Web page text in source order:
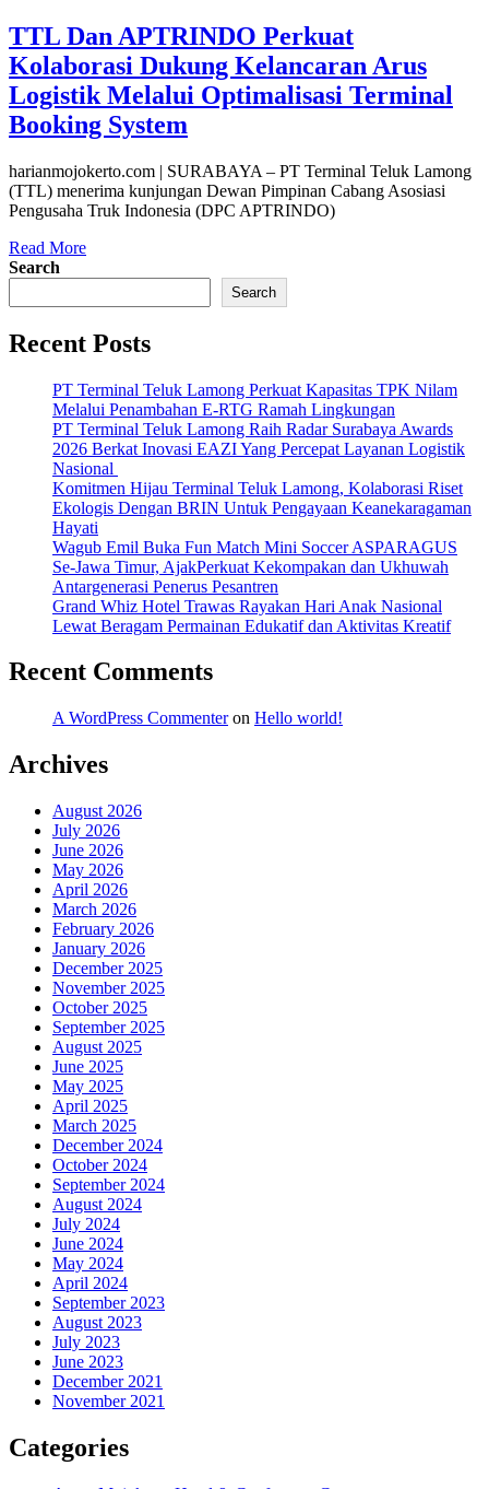
TTL Dan APTRINDO Perkuat
Kolaborasi Dukung Kelancaran Arus
Logistik Melalui Optimalisasi Terminal
Booking System
harianmojokerto.com | SURABAYA – PT Terminal Teluk Lamong
(TTL) menerima kunjungan Dewan Pimpinan Cabang Asosiasi
Pengusaha Truk Indonesia (DPC APTRINDO)
Read More
Search
Search
Recent Posts
PT Terminal Teluk Lamong Perkuat Kapasitas TPK Nilam
Melalui Penambahan E-RTG Ramah Lingkungan
PT Terminal Teluk Lamong Raih Radar Surabaya Awards
2026 Berkat Inovasi EAZI Yang Percepat Layanan Logistik
Nasional
Komitmen Hijau Terminal Teluk Lamong, Kolaborasi Riset
Ekologis Dengan BRIN Untuk Pengayaan Keanekaragaman
Hayati
Wagub Emil Buka Fun Match Mini Soccer ASPARAGUS
Se-Jawa Timur, AjakPerkuat Kekompakan dan Ukhuwah
Antargenerasi Penerus Pesantren
Grand Whiz Hotel Trawas Rayakan Hari Anak Nasional
Lewat Beragam Permainan Edukatif dan Aktivitas Kreatif
Recent Comments
A WordPress Commenteron Hello world!
Archives
August 2026
July 2026
June 2026
May 2026
April 2026
March 2026
February 2026
January 2026
December 2025
November 2025
October 2025
September 2025
August 2025
June 2025
May 2025
April 2025
March 2025
December 2024
October 2024
September 2024
August 2024
July 2024
June 2024
May 2024
April 2024
September 2023
August 2023
July 2023
June 2023
December 2021
November 2021
Categories